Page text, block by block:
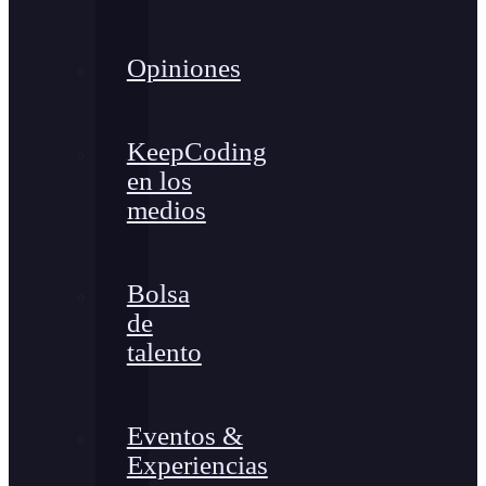
Opiniones
KeepCoding
en los
medios
Bolsa
de
talento
Eventos &
Experiencias